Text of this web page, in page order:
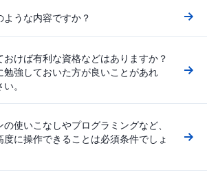
うな内容ですか？
おけば有利な資格などはありますか？
勉強しておいた方が良いことがあれ
。
使いこなしやプログラミングなど、
度に操作できることは必須条件でしょ